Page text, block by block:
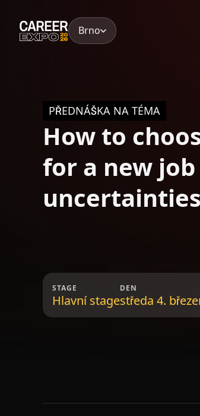
content
Brno
PŘEDNÁŠKA NA TÉMA
How to
for a new
STAGE
Hlavní stage
DEN
středa 4.